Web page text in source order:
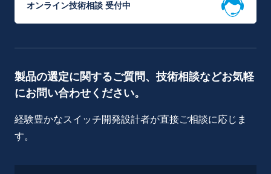
オンライン技術相談 受付中
製品の選定に関するご質問、技術相談などお気軽
にお問い合わせください。
経験豊かなスイッチ開発設計者が直接ご相談に応じま
す。